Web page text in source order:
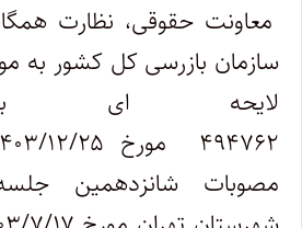
معاونت حقوقی، نظارت
سازمان بازرسی کل کشور به
لایحه ای
مصوبات شانزدهمین